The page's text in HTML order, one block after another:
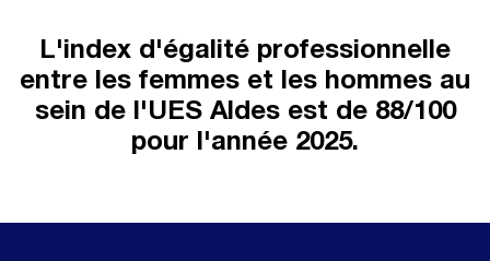
L'index d'égalité professionnelle
entre les femmes et les hommes au
sein de l'UES Aldes est de 88/100
pour l'année 2025.